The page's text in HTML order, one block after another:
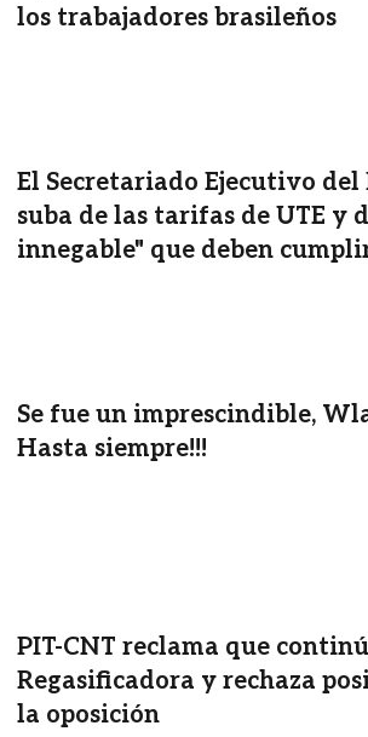
los trabajadores brasileños
El Secretariado Ejecutivo del
suba de las tarifas de UTE y
innegable" que deben
Se fue un imprescindible,
Hasta siempre!!!
PIT-CNT reclama que
Regasificadora y rechaza
la oposición